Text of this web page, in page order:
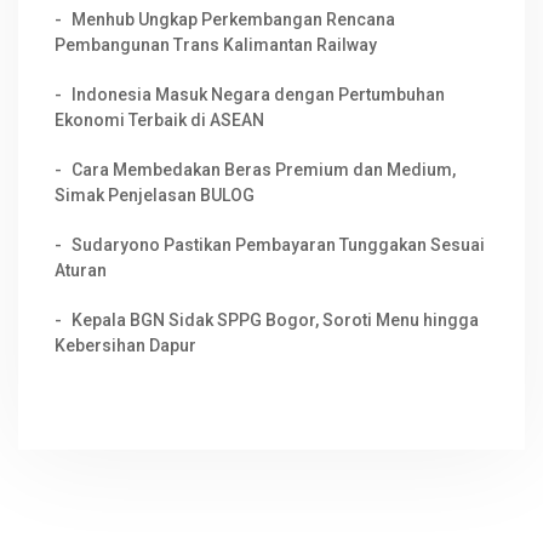
Menhub Ungkap Perkembangan Rencana
Pembangunan Trans Kalimantan Railway
Indonesia Masuk Negara dengan Pertumbuhan
Ekonomi Terbaik di ASEAN
Cara Membedakan Beras Premium dan Medium,
Simak Penjelasan BULOG
Sudaryono Pastikan Pembayaran Tunggakan Sesuai
Aturan
Kepala BGN Sidak SPPG Bogor, Soroti Menu hingga
Kebersihan Dapur